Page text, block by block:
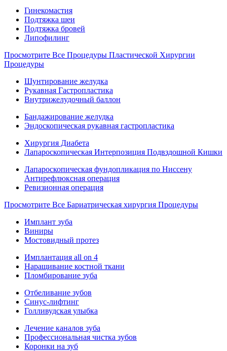
Гинекомастия
Подтяжка шеи
Подтяжка бровей
Липофилинг
Просмотрите Все Процедуры Пластической Хирургии
Процедуры
Шунтирование желудка
Рукавная Гастропластика
Внутрижелудочный баллон
Бандажирование желудка
Эндоскопическая рукавная гастропластика
Хирургия Диабета
Лапароскопическая Интерпозиция Подвздошной Кишки
Лапароскопическая фундопликация по Ниссену
Антирефлюксная операция
Ревизионная операция
Просмотрите Все Бариатрическая хирургия Процедуры
Имплант зуба
Виниры
Мостовидный протез
Имплантация all on 4
Наращивание костной ткани
Пломбирование зуба
Отбеливание зубов
Синус-лифтинг
Голливудская улыбка
Лечение каналов зуба
Профессиональная чистка зубов
Коронки на зуб